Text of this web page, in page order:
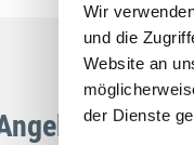
Wir
und die
Website an
der Dienste